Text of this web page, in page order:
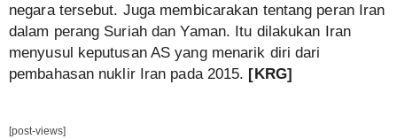
negara tersebut. Juga membicarakan tentang peran Iran
dalam perang Suriah dan Yaman. Itu dilakukan Iran
menyusul keputusan AS yang menarik diri dari
pembahasan nuklir Iran pada 2015. [KRG]
[post-views]